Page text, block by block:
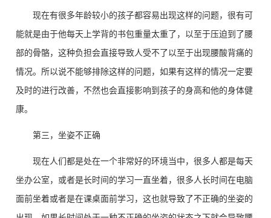
现在有很多年龄较小的孩子都容易出现这样的问题，很有可
能就是由于他每天上学背的书包重量太重了，以至于压迫到了腰
部的骨骼，这种负担会直接导致人受不了以至于出现腰酸背痛的
情况。所以说不能够排除这样的问题，如果有这样的情况一定要
及时的进行改善，不然也会直接影响到孩子的身高和他的身体健
康。
第三，坐姿不正确
现在人们都是处在一个非常好的环境当中，很多人都是每天
坐办公室，或者是长时间的学习一直坐着，很多人长时间在电脑
面前坐着或者是在课桌面前学习，这也就导致了不正确的坐姿的